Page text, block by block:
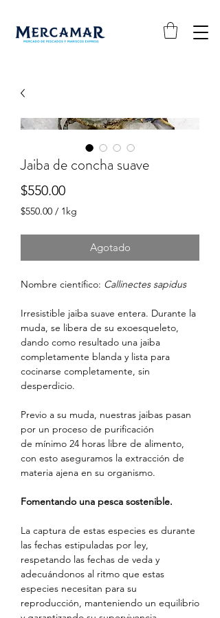
Jaiba de concha suave
$550.00Precio
$550.00 / 1kg
por
Kilogramos
Agotado
Nombre científico: Callinectes sapidus
Irresistible jaiba suave entera. Durante la
muda, se libera de su exoesqueleto,
dando como resultado una jaiba
completamente blanda y lista para
cocinarse completamente, sin
desperdicio.
Previo a su muda, nuestras jaibas pasan
por un proceso de purificación
de mínimo 24 horas libre de alimento,
con esto aseguramos la extracción de
materia ajena en su organismo.
Fomentando una pesca sostenible.
La captura de estas especies es durante
las fechas estipuladas por ley,
respetando las fechas de veda y
adecuándonos al ritmo que estas
especies necesitan para su
reproducción, manteniendo un equilibrio